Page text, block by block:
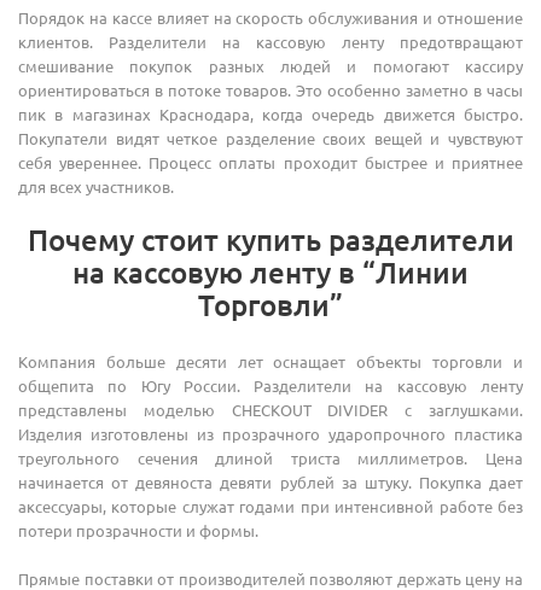
Порядок на кассе влияет на скорость обслуживания и отношение
клиентов. Разделители на кассовую ленту предотвращают
смешивание покупок разных людей и помогают кассиру
ориентироваться в потоке товаров. Это особенно заметно в часы
пик в магазинах Краснодара, когда очередь движется быстро.
Покупатели видят четкое разделение своих вещей и чувствуют
себя увереннее. Процесс оплаты проходит быстрее и приятнее
для всех участников.
Почему стоит купить разделители
на кассовую ленту в “Линии
Торговли”
Компания больше десяти лет оснащает объекты торговли и
общепита по Югу России. Разделители на кассовую ленту
представлены моделью CHECKOUT DIVIDER с заглушками.
Изделия изготовлены из прозрачного ударопрочного пластика
треугольного сечения длиной триста миллиметров. Цена
начинается от девяноста девяти рублей за штуку. Покупка дает
аксессуары, которые служат годами при интенсивной работе без
потери прозрачности и формы.
Прямые поставки от производителей позволяют держать цену на